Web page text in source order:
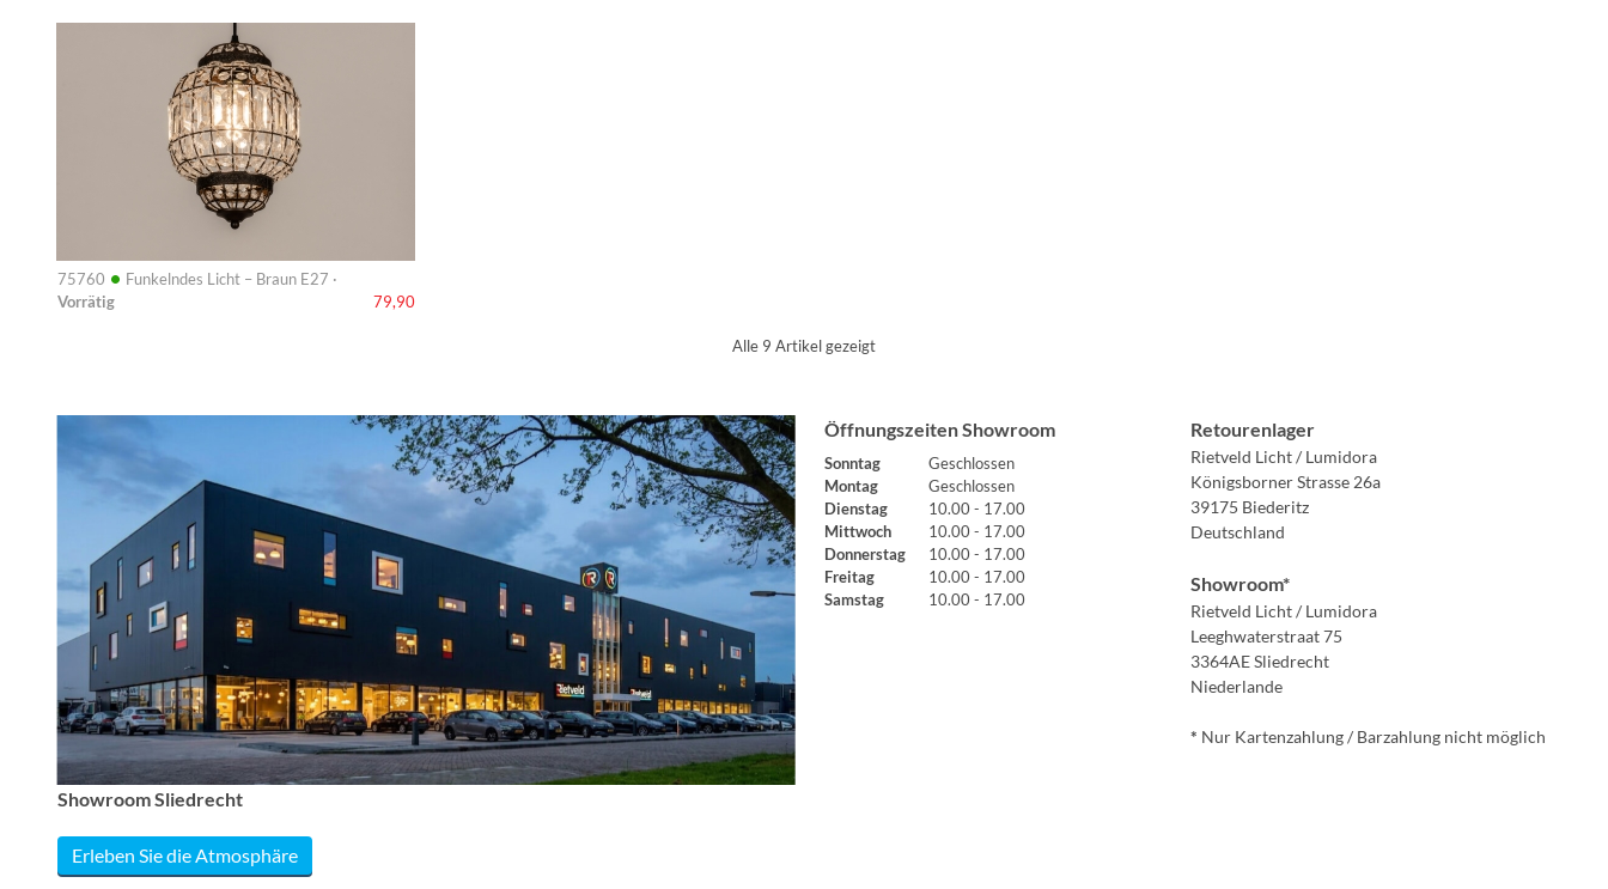
75760 • Funkelndes Licht – Braun E27 ·
Vorrätig
79,90
Info
Alle 9 Artikel gezeigt
Showroom Sliedrecht
Erleben Sie die Atmosphäre
Öffnungszeiten Showroom
Sonntag
Geschlossen
Montag
Geschlossen
Dienstag
10.00 - 17.00
Mittwoch
10.00 - 17.00
Donnerstag
10.00 - 17.00
Freitag
10.00 - 17.00
Samstag
10.00 - 17.00
Retourenlager
Rietveld Licht / Lumidora
Königsborner Strasse 26a
39175 Biederitz
Deutschland
Showroom*
Rietveld Licht / Lumidora
Leeghwaterstraat 75
3364AE Sliedrecht
Niederlande
* Nur Kartenzahlung / Barzahlung nicht möglich